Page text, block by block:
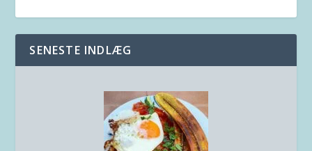
SENESTE INDLÆG